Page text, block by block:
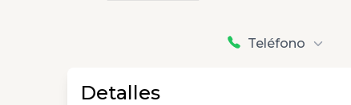
Teléfono
Detalles